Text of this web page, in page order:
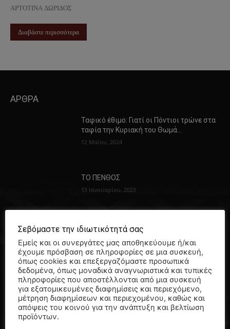
ΑΡΤΟΤΙΝΑ ΔΩΡΙΔΟΣ
Διαβάστε περισσότερα
ΑΡΘΡΑ
Ταφικό έθιμο: Γιατί οι Πόντιοι τρώνε στα
ταφία την Κυριακή του Θωμά…
12 Μαΐου, 2024
ΤΟ ΠΕΝΘΟΣ
13 Ιανουαρίου, 2023
Πότε έχει θεσπίσει η εκκλησία
μνημόσυνα – ψυχοσάββατα…
10 Ιουνίου, 2022
ΠΡΕΠΕΙ ΝΑ ΔΙΑΒΑΣΕΤΕ
Σεβόμαστε την ιδιωτικότητά σας
Εμείς και οι συνεργάτες μας αποθηκεύουμε ή/και
έχουμε πρόσβαση σε πληροφορίες σε μια συσκευή,
όπως cookies και επεξεργαζόμαστε προσωπικά
δεδομένα, όπως μοναδικά αναγνωριστικά και τυπικές
πληροφορίες που αποστέλλονται από μια συσκευή
για εξατομικευμένες διαφημίσεις και περιεχόμενο,
μέτρηση διαφημίσεων και περιεχομένου, καθώς και
απόψεις του κοινού για την ανάπτυξη και βελτίωση
προϊόντων.